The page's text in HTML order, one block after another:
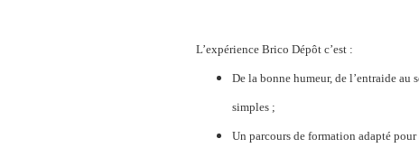
L’expérience Brico Dépôt c’est :
De la bonne humeur, de l’entraide au
simples ;
Un parcours de formation adapté